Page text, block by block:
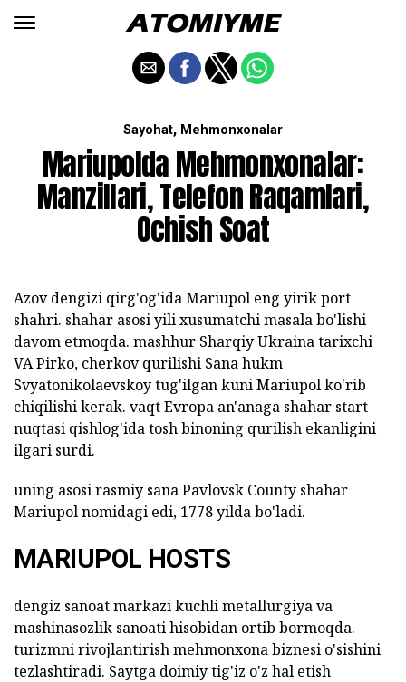
Sayohat, Mehmonxonalar
Mariupolda Mehmonxonalar:
Manzillari, Telefon Raqamlari,
Ochish Soat
Azov dengizi qirg'og'ida Mariupol eng yirik port
shahri. shahar asosi yili xusumatchi masala bo'lishi
davom etmoqda. mashhur Sharqiy Ukraina tarixchi
VA Pirko, cherkov qurilishi Sana hukm
Svyatonikolaevskoy tug'ilgan kuni Mariupol ko'rib
chiqilishi kerak. vaqt Evropa an'anaga shahar start
nuqtasi qishlog'ida tosh binoning qurilish ekanligini
ilgari surdi.
uning asosi rasmiy sana Pavlovsk County shahar
Mariupol nomidagi edi, 1778 yilda bo'ladi.
MARIUPOL HOSTS
dengiz sanoat markazi kuchli metallurgiya va
mashinasozlik sanoati hisobidan ortib bormoqda.
turizmni rivojlantirish mehmonxona biznesi o'sishini
tezlashtiradi. Saytga doimiy tig'iz o'z hal etish